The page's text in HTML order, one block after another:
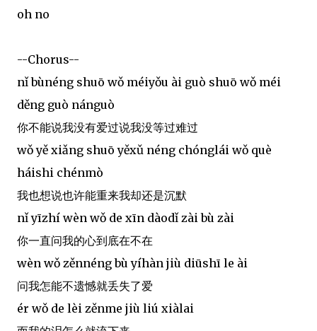
oh no
--Chorus--
nǐ bùnéng shuō wǒ méiyǒu ài guò shuō wǒ méi
děng guò nánguò
你不能说我没有爱过说我没等过难过
wǒ yě xiǎng shuō yěxǔ néng chónglái wǒ què
háishi chénmò
我也想说也许能重来我却还是沉默
nǐ yīzhí wèn wǒ de xīn dàodǐ zài bù zài
你一直问我的心到底在不在
wèn wǒ zěnnéng bù yíhàn jiù diūshī le ài
问我怎能不遗憾就丢失了爱
ér wǒ de lèi zěnme jiù liú xiàlai